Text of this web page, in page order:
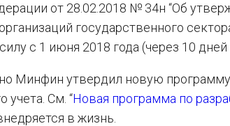
от 28.02.2018 № 34н “Об
государственного
с 1 июня 2018 года (через 10
Минфин утвердил новую
учета. См. “Новая программа по
в жизнь.